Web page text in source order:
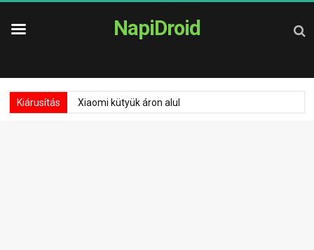
NapiDroid
Kiárusítás Xiaomi kütyük áron alul